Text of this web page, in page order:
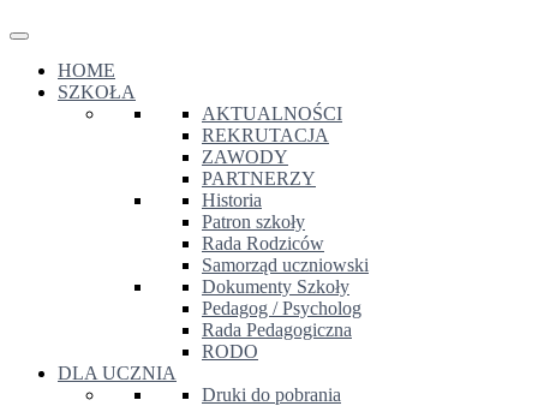
HOME
SZKOŁA
AKTUALNOŚCI
REKRUTACJA
ZAWODY
PARTNERZY
Historia
Patron szkoły
Rada Rodziców
Samorząd uczniowski
Dokumenty Szkoły
Pedagog / Psycholog
Rada Pedagogiczna
RODO
DLA UCZNIA
Druki do pobrania